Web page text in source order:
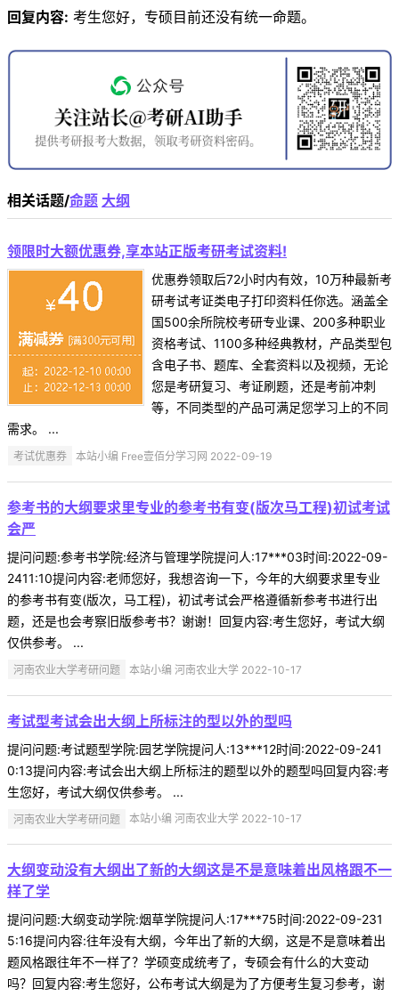
回复内容: 考生您好，专硕目前还没有统一命题。
相关话题/命题 大纲
领限时大额优惠券,享本站正版考研考试资料!
优惠券领取后72小时内有效，10万种最新考
研考试考证类电子打印资料任你选。涵盖全
国500余所院校考研专业课、200多种职业
资格考试、1100多种经典教材，产品类型包
含电子书、题库、全套资料以及视频，无论
您是考研复习、考证刷题，还是考前冲刺
等，不同类型的产品可满足您学习上的不同
需求。 ...
考试优惠券 本站小编 Free壹佰分学习网 2022-09-19
参考书的大纲要求里专业的参考书有变(版次马工程)初试考试
会严
提问问题:参考书学院:经济与管理学院提问人:17***03时间:2022-09-
2411:10提问内容:老师您好，我想咨询一下，今年的大纲要求里专业
的参考书有变(版次，马工程)，初试考试会严格遵循新参考书进行出
题，还是也会考察旧版参考书？谢谢！回复内容:考生您好，考试大纲
仅供参考。 ...
河南农业大学考研问题 本站小编 河南农业大学 2022-10-17
考试型考试会出大纲上所标注的型以外的型吗
提问问题:考试题型学院:园艺学院提问人:13***12时间:2022-09-241
0:13提问内容:考试会出大纲上所标注的题型以外的题型吗回复内容:考
生您好，考试大纲仅供参考。 ...
河南农业大学考研问题 本站小编 河南农业大学 2022-10-17
大纲变动没有大纲出了新的大纲这是不是意味着出风格跟不一
样了学
提问问题:大纲变动学院:烟草学院提问人:17***75时间:2022-09-231
5:16提问内容:往年没有大纲，今年出了新的大纲，这是不是意味着出
题风格跟往年不一样了？学硕变成统考了，专硕会有什么的大变动
吗？回复内容:考生您好，公布考试大纲是为了方便考生复习参考，谢